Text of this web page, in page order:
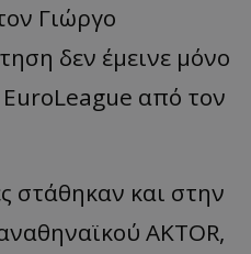
Γιώργο
δεν έμεινε μόνο
από τον
στάθηκαν και στην
AKTOR,